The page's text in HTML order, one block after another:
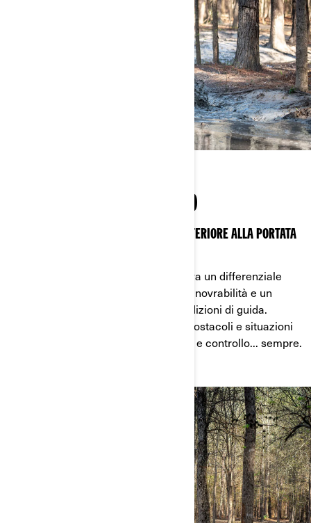
NESSUN COMPROMESSO
UN DIFFERENZIALE AUTOBLOCCANTE ANTERIORE ALLA PORTATA
Nella guida normale, Visco-4Lok attiva un differenziale
anteriore anti-slittamento per una manovrabilità e un
controllo senza eguali in tutte le condizioni di guida.
Seleziona BLOCCO 4WD per terreni, ostacoli e situazioni
che richiedono la massima aderenza e controllo... sempre.